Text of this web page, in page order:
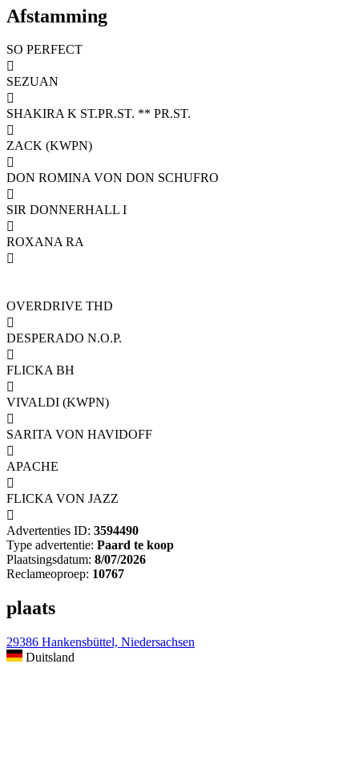
Afstamming
SO PERFECT

SEZUAN

SHAKIRA K ST.PR.ST. ** PR.ST.

ZACK (KWPN)

DON ROMINA VON DON SCHUFRO

SIR DONNERHALL I

ROXANA RA

OVERDRIVE THD

DESPERADO N.O.P.

FLICKA BH

VIVALDI (KWPN)

SARITA VON HAVIDOFF

APACHE

FLICKA VON JAZZ

Advertenties ID: 3594490
Type advertentie: Paard te koop
Plaatsingsdatum: 8/07/2026
Reclameoproep: 10767
plaats
29386 Hankensbüttel, Niedersachsen
Duitsland